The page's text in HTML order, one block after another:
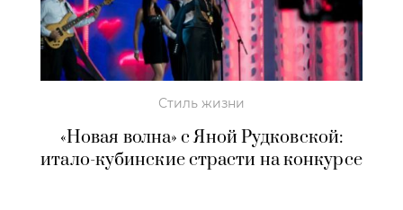
Стиль жизни
«Новая волна» с Яной Рудковской:
итало-кубинские страсти на конкурсе